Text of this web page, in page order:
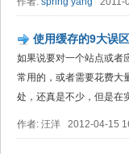
使用缓存的9大误区
如果说要对一个站点或者
常用的，或者需要花费大
处，还真是不少，但是在
作者: 汪洋 2012-04-15